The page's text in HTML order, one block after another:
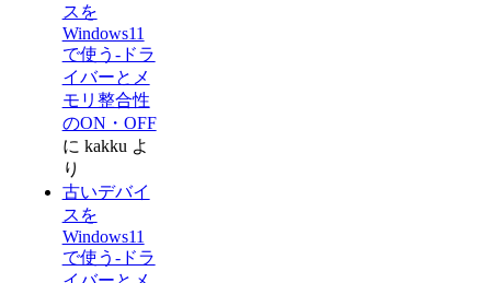
スを
Windows11
で使う-ドラ
イバーとメ
モリ整合性
のON・OFF
に kakkuよ
り
古いデバイ
スを
Windows11
で使う-ドラ